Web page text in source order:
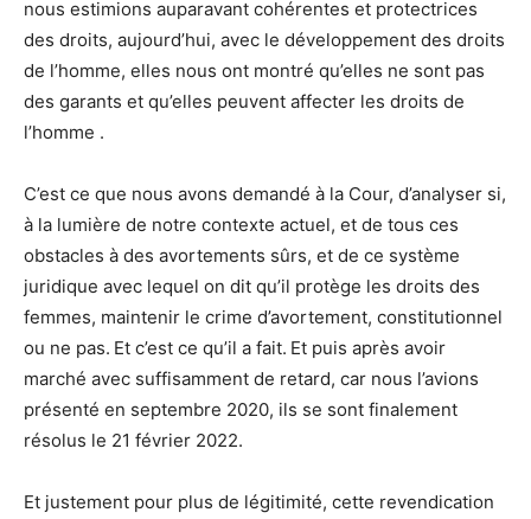
nous estimions auparavant cohérentes et protectrices
des droits, aujourd’hui, avec le développement des droits
de l’homme, elles nous ont montré qu’elles ne sont pas
des garants et qu’elles peuvent affecter les droits de
l’homme .
C’est ce que nous avons demandé à la Cour, d’analyser si,
à la lumière de notre contexte actuel, et de tous ces
obstacles à des avortements sûrs, et de ce système
juridique avec lequel on dit qu’il protège les droits des
femmes, maintenir le crime d’avortement, constitutionnel
ou ne pas. Et c’est ce qu’il a fait. Et puis après avoir
marché avec suffisamment de retard, car nous l’avions
présenté en septembre 2020, ils se sont finalement
résolus le 21 février 2022.
Et justement pour plus de légitimité, cette revendication